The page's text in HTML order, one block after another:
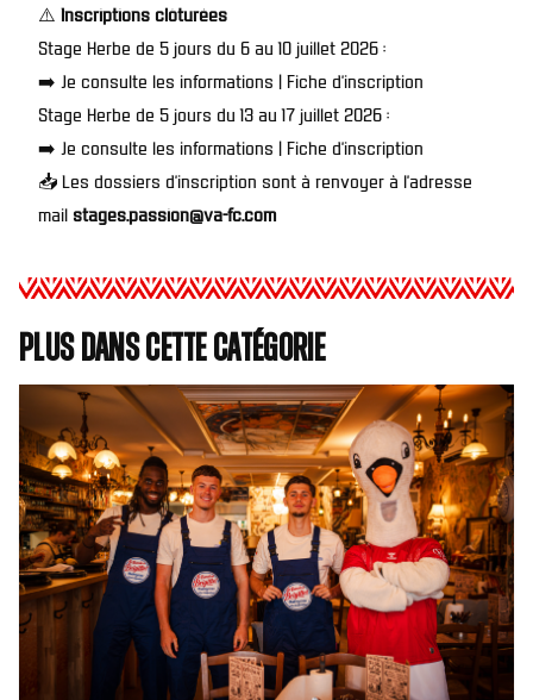
⚠️ Inscriptions clôturées
Stage Herbe de 5 jours du 6 au 10 juillet 2026 :
➡️ Je consulte les informations | Fiche d’inscription
Stage Herbe de 5 jours du 13 au 17 juillet 2026 :
➡️ Je consulte les informations | Fiche d’inscription
📥 Les dossiers d’inscription sont à renvoyer à l’adresse
mail stages.passion@va-fc.com
Plus dans cette catégorie